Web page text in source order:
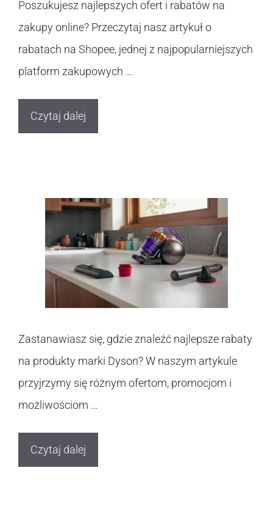
Poszukujesz najlepszych ofert i rabatów na
zakupy online? Przeczytaj nasz artykuł o
rabatach na Shopee, jednej z najpopularniejszych
platform zakupowych …
Czytaj dalej
Zastanawiasz się, gdzie znaleźć najlepsze rabaty
na produkty marki Dyson? W naszym artykule
przyjrzymy się różnym ofertom, promocjom i
możliwościom …
Czytaj dalej